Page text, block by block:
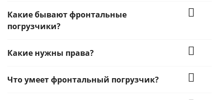
Какие бывают фронтальные
погрузчики?
Какие нужны права?
Что умеет фронтальный погрузчик?